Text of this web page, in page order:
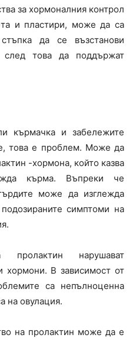
за хормоналния контрол
и пластири, може да са
да се възстанови
след това да поддържат
кърмачка и забележите
това е проблем. Може да
-хормона, който казва
кърма. Въпреки че
може да изглежда
симптоми на
нарушават
хормони. В зависимост от
са непълноценна
на овулация.
на пролактин може да е